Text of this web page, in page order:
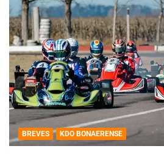
BREVES KDO BONAERENSE